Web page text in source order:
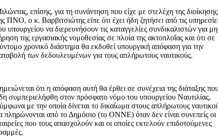
επίσης, για τη συνάντηση που είχε με στελέχη της διοίκησης
ΠΝΟ, ο κ. Βαρβιτσιώτης είπε ότι έχει ήδη ζητήσει από τις
υπουργείου να διερευνήσουν τις καταγγελίες συνδικαλιστών για μη
της εργασιακής νομοθεσίας σε πλοία της ακτοπλοΐας και ότι σε
χρονικό διάστημα θα εκδοθεί υπουργική απόφαση για την
των δεδουλευμένων για τους απλήρωτους ναυτικούς.
ότι η απόφαση αυτή θα έρθει σε συνέχεια της διάταξης
συμπεριελήφθη στον πρόσφατο νόμο του υπουργείου Ναυτιλίας,
με την οποία δίνεται το δικαίωμα στους απλήρωτους
πληρώνονται από το Δημόσιο (το ΟΝΝΕ) όταν δεν είναι συνεπείς οι
που τους απασχολούν και οι οποίες εκτελούν επιδοτούμενες